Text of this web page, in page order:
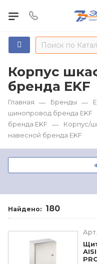
Корпус
бренда EKF
Главная — Бренды —
шинопровод бренда EKF
бренда EKF —
Корпус/
навесной бренда EKF
Найдено: 180